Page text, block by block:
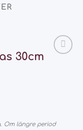
30cm
Om längre period